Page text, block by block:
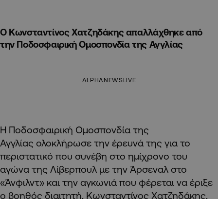
Ο Κωνσταντίνος Χατζηδάκης απαλλάχθηκε από
την Ποδοσφαιρική Ομοσπονδία της Αγγλίας
ALPHANEWSLIVE
Η Ποδοσφαιρική Ομοσπονδία της
Αγγλίας ολοκλήρωσε την έρευνά της για το
περιστατικό που συνέβη στο ημίχρονο του
αγώνα της Λίβερπουλ με την Άρσεναλ στο
«Άνφιλντ» και την αγκωνιά που φέρεται να έριξε
ο βοηθός διαιτητή, Κωνσταντίνος Χατζηδάκης,